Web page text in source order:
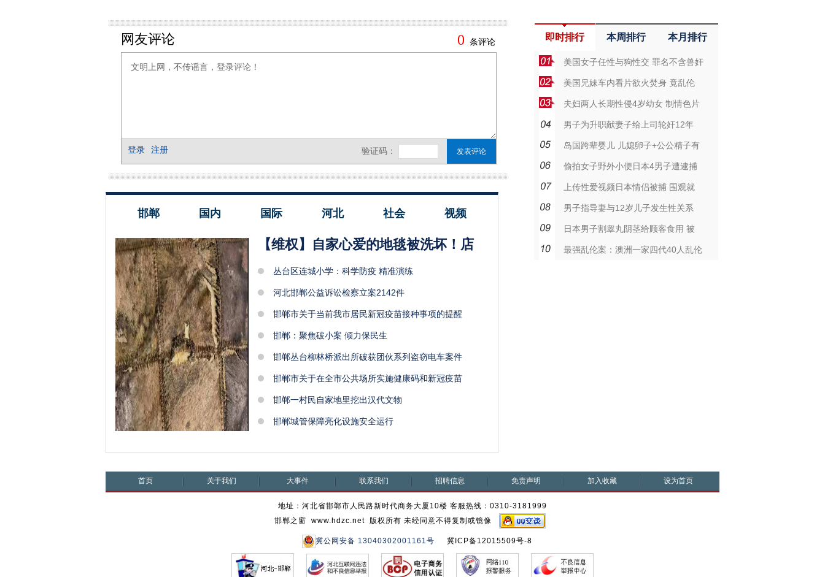
邯郸 国内 国际 河北 社会 视频
【维权】自家心爱的地毯被洗坏！店
丛台区连城小学：科学防疫 精准演练
河北邯郸公益诉讼检察立案2142件
邯郸市关于当前我市居民新冠疫苗接种事项的提醒
邯郸：聚焦破小案 倾力保民生
邯郸丛台柳林桥派出所破获团伙系列盗窃电车案件
邯郸市关于在全市公共场所实施健康码和新冠疫苗
邯郸一村民自家地里挖出汉代文物
邯郸城管保障亮化设施安全运行
即时排行 本周排行 本月排行
美国女子任性与狗性交 罪名不含兽奸
美国兄妹车内看片欲火焚身 竟乱伦
夫妇两人长期性侵4岁幼女 制情色片
男子为升职献妻子给上司轮奸12年
岛国跨辈婴儿 儿媳卵子+公公精子有
偷拍女子野外小便日本4男子遭逮捕
上传性爱视频日本情侣被捕 围观就
男子指导妻与12岁儿子发生性关系
日本男子割睾丸阴茎给顾客食用 被
最强乱伦案：澳洲一家四代40人乱伦
首页 关于我们 大事件 联系我们 招聘信息 免责声明 加入收藏 设为首页
地址：河北省邯郸市人民路新时代商务大厦10楼 客服热线：0310-3181999
邯郸之窗 www.hdzc.net 版权所有 未经同意不得复制或镜像
冀公网安备 13040302001161号 冀ICP备12015509号-8